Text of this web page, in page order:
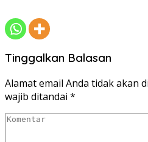
Tinggalkan Balasan
Alamat email Anda tidak akan
wajib ditandai *